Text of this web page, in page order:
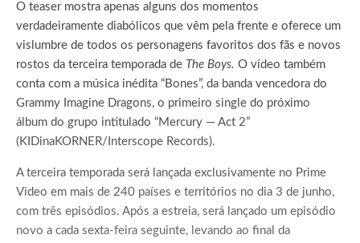
O teaser mostra apenas alguns dos momentos
verdadeiramente diabólicos que vêm pela frente e oferece um
vislumbre de todos os personagens favoritos dos fãs e novos
rostos da terceira temporada de The Boys. O vídeo também
conta com a música inédita “Bones”, da banda vencedora do
Grammy Imagine Dragons, o primeiro single do próximo
álbum do grupo intitulado “Mercury — Act 2”
(KIDinaKORNER/Interscope Records).
A terceira temporada será lançada exclusivamente no Prime
Video em mais de 240 países e territórios no dia 3 de junho,
com três episódios. Após a estreia, será lançado um episódio
novo a cada sexta-feira seguinte, levando ao final da